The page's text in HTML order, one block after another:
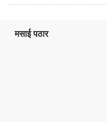
मसाई पठार